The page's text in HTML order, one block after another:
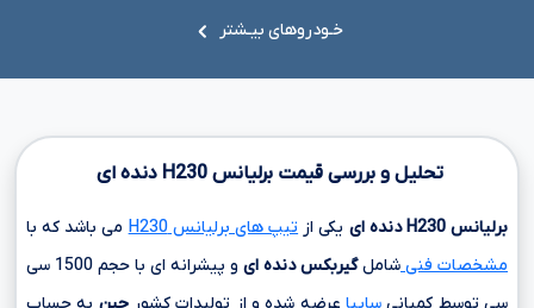
خـودروهای بیـشتر
تحلیل و بررسی قیمت برلیانسH230 دنده ای
برلیانسH230دنده ای یکی از تیپ های برلیانس H230
می باشد که با
مشخصات فنی شاملگیربکس دنده ای و پیشرانه ای با حجم
1500 سی
سیتوسط کمپانی سایپاعرضه شده و از تولیدات کشورچین به حساب